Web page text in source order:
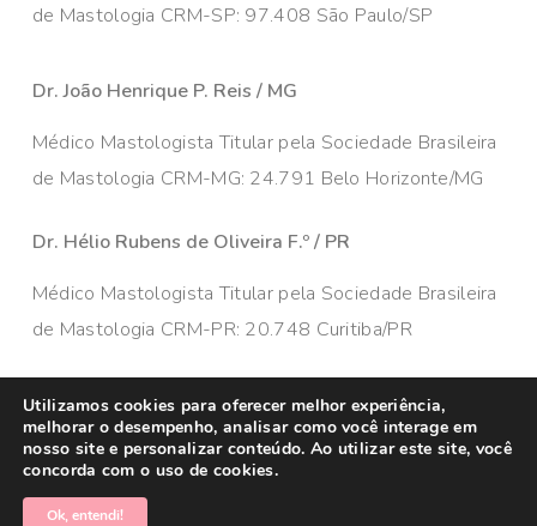
de Mastologia CRM-SP: 97.408 São Paulo/SP
Dr. João Henrique P. Reis / MG
Médico Mastologista Titular pela Sociedade Brasileira
de Mastologia CRM-MG: 24.791 Belo Horizonte/MG
Dr. Hélio Rubens de Oliveira F.º / PR
Médico Mastologista Titular pela Sociedade Brasileira
de Mastologia CRM-PR: 20.748 Curitiba/PR
© 2026 Câncer de Mama Brasil. Todos os direitos
reservados. Administrado por
Utilizamos cookies para oferecer melhor experiência,
melhorar o desempenho, analisar como você interage em
nosso site e personalizar conteúdo. Ao utilizar este site, você
concorda com o uso de cookies.
Ok, entendi!